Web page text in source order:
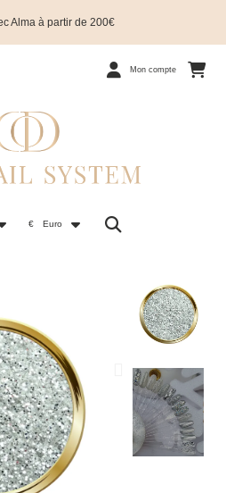
Alma à partir de 200€
Mon compte
€ Euro